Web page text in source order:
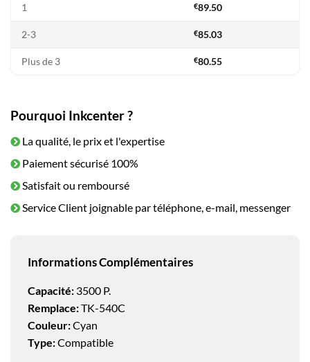
1 €89.50
2-3 €85.03
Plus de 3 €80.55
Pourquoi Inkcenter ?
La qualité, le prix et l'expertise
Paiement sécurisé 100%
Satisfait ou remboursé
Service Client joignable par téléphone, e-mail, messenger
Informations Complémentaires
Capacité: 3500 P.
Remplace:TK-540C
Couleur:Cyan
Type:Compatible